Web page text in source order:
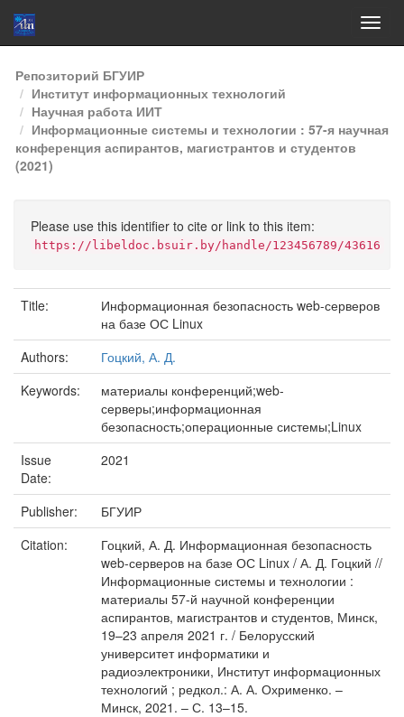
Skip
navigation
Репозиторий БГУИР
Институт информационных технологий
Научная работа ИИТ
Информационные системы и технологии : 57-я научная
конференция аспирантов, магистрантов и студентов
(2021)
Please use this identifier to cite or link to this item:
https://libeldoc.bsuir.by/handle/123456789/43616
Title:
Информационная безопасность web-серверов
на базе ОС Linux
Authors:
Гоцкий, А. Д.
Keywords:
материалы конференций;web-
серверы;информационная
безопасность;операционные системы;Linux
Issue
Date:
2021
Publisher:
БГУИР
Citation:
Гоцкий, А. Д. Информационная безопасность
web-серверов на базе ОС Linux / А. Д. Гоцкий //
Информационные системы и технологии :
материалы 57-й научной конференции
аспирантов, магистрантов и студентов, Минск,
19–23 апреля 2021 г. / Белорусский
университет информатики и
радиоэлектроники, Институт информационных
технологий ; редкол.: А. А. Охрименко. –
Минск, 2021. – С. 13–15.